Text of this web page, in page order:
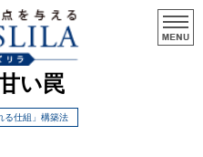
い罠
る仕組」構築法